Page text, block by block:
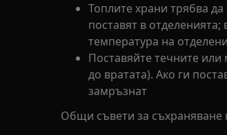
Топлите храни трябва
поставят в
температура на
Поставяйте течните
до вратата). Ако ги
замръзнат
Общи съвети за съхраняване